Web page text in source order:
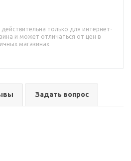
действительна только для интернет-
и может отличаться от цен в
магазинах
Задать вопрос